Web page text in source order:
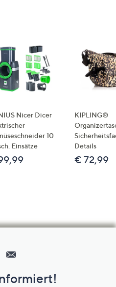
Nicer Dicer
10
Einsätze
KIPLING®
Details
€ 72,99